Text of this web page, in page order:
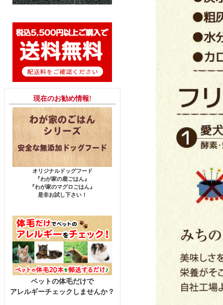
現在のお勧め情報!
オリジナルドッグフード
『わが家の鹿ごはん』
『わが家のマグロごはん』
是非お試し下さい！
ペットの体毛だけで
アレルギーチェックしませんか？